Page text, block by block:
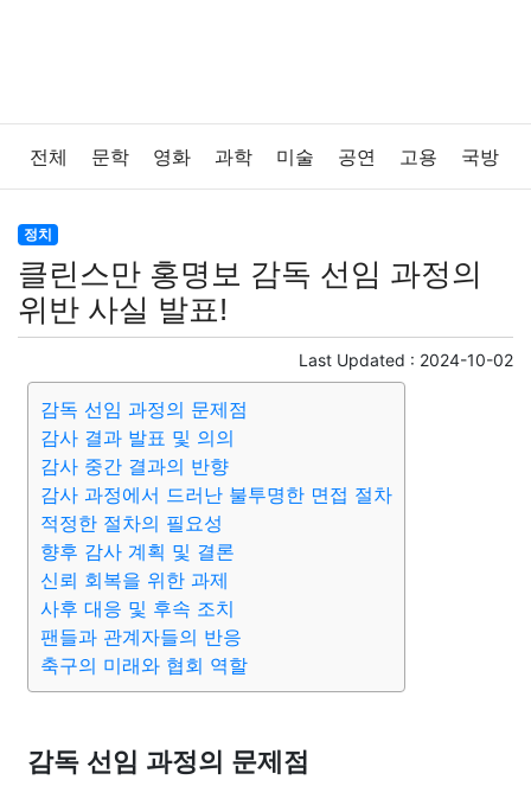
전체 문학 영화 과학 미술 공연 고용 국방
법률
보건 질병 가요 방송 일상 주식 암호화폐
반려동물 패션 미용
증권 인테리어 요리
게임 스포츠 사진 대출 자동차 취미
맛집 IT 컴퓨터 기술
의료 의학 경제 마케팅
교통 생활 기타
정치
클린스만 홍명보 감독 선임 과정의
위반 사실 발표!
Last Updated : 2024-10-02
감독 선임 과정의 문제점
감사 결과 발표 및 의의
감사 중간 결과의 반향
감사 과정에서 드러난 불투명한 면접 절차
적정한 절차의 필요성
향후 감사 계획 및 결론
신뢰 회복을 위한 과제
사후 대응 및 후속 조치
팬들과 관계자들의 반응
축구의 미래와 협회 역할
감독 선임 과정의 문제점